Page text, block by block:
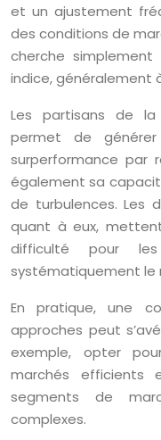
et un ajustement
des conditions de
cherche simplement
indice, généralement
Les partisans de la
permet de
surperformance par
également sa
de turbulences. Les
quant à eux,
difficulté pour
systématiquement le
En pratique, une
approches peut
exemple, opter
marchés
segments de
complexes.